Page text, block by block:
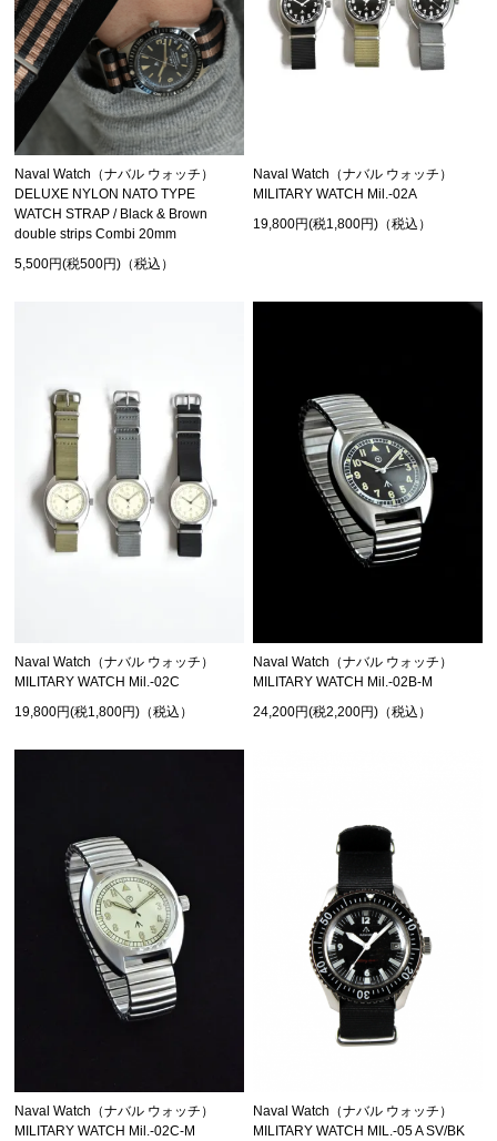
Naval Watch（ナバル ウォッチ）
DELUXE NYLON NATO TYPE
WATCH STRAP / Black & Brown
double strips Combi 20mm
5,500円(税500円)（税込）
Naval Watch（ナバル ウォッチ）
MILITARY WATCH Mil.-02A
19,800円(税1,800円)（税込）
Naval Watch（ナバル ウォッチ）
MILITARY WATCH Mil.-02C
19,800円(税1,800円)（税込）
Naval Watch（ナバル ウォッチ）
MILITARY WATCH Mil.-02B-M
24,200円(税2,200円)（税込）
Naval Watch（ナバル ウォッチ）
MILITARY WATCH Mil.-02C-M
Naval Watch（ナバル ウォッチ）
MILITARY WATCH MIL.-05 A SV/BK